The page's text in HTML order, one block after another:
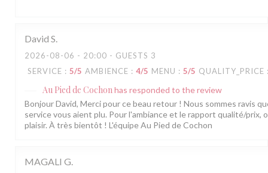
David S
2026-08-06 - 20:00 - GUESTS 3
SERVICE : 5/5 AMBIENCE : 4/5 MENU : 5/5 QUALITY_PRICE
Au Pied de Cochonhas responded to the review
Bonjour David, Merci pour ce beau retour ! Nous sommes ravis
service vous aient plu. Pour l'ambiance et le rapport qualité/prix,
plaisir. À très bientôt ! L'équipe Au Pied de Cochon
MAGALI G